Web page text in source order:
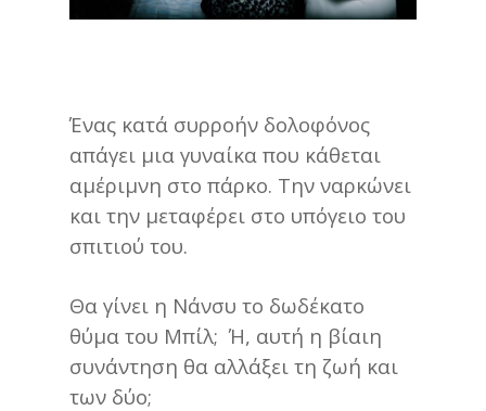
Ένας κατά συρροήν δολοφόνος
απάγει μια γυναίκα που κάθεται
αμέριμνη στο πάρκο. Την ναρκώνει
και την μεταφέρει στο υπόγειο του
σπιτιού του.
Θα γίνει η Νάνσυ το δωδέκατο
θύμα του Μπίλ; Ή, αυτή η βίαιη
συνάντηση θα αλλάξει τη ζωή και
των δύο;